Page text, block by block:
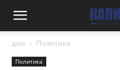
дом Политика
Политика